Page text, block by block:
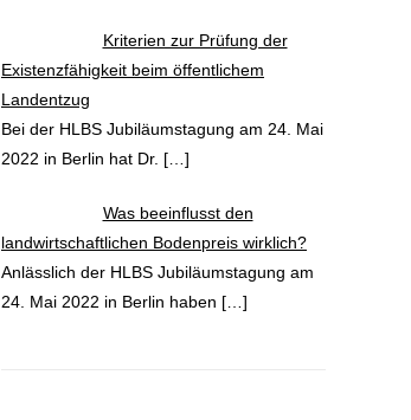
Kriterien zur Prüfung der
Existenzfähigkeit beim öffentlichem
Landentzug
Bei der HLBS Jubiläumstagung am 24. Mai
2022 in Berlin hat Dr. […]
Was beeinflusst den
landwirtschaftlichen Bodenpreis wirklich?
Anlässlich der HLBS Jubiläumstagung am
24. Mai 2022 in Berlin haben […]